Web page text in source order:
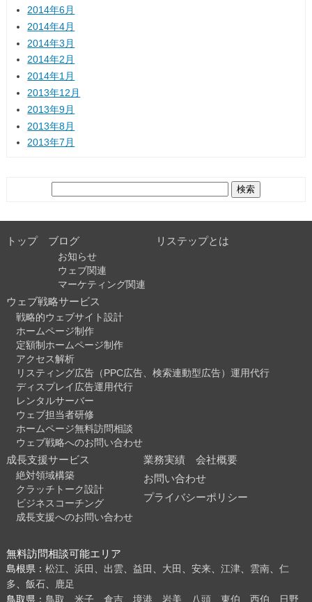
2014年6月
2014年4月
2014年3月
2014年2月
2014年1月
2013年12月
2013年9月
2013年8月
2013年7月
検
索:
トップ ブログ
お知らせ
ウェブ関連
マーケティング関連
リステップとは
ウェブ戦略サービス
戦略的ウェブサイト設計
ホームページ制作
定額制ホームページ制作
アクセス解析
リスティング広告（PPC広告、検索連動型広告）運用代行
ディスプレイ広告運用代行
レンタルサーバー
ウェブ担当者研修
ホームページ無料訪問相談
ウェブ戦略へのお問い合わせ
成長支援サービス
絶対領域構築
クラッチトーク設計
ビジネスコーチング
成長支援へのお問い合わせ
業務実績
会社概要
お問い合わせ
プライバシーポリシー
無料訪問相談可能エリア
島根県： 松江 浜田 出雲、 益田 大田 安来、 江津、 雲南、 仁
多
飯石、
鹿足
鳥取県： 鳥取 米子、 倉吉、 境港 岩美 八頭、 東伯 西伯 日野